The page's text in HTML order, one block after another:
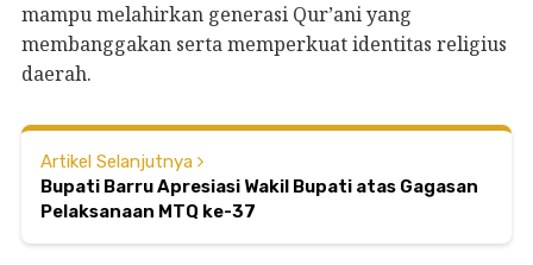
mampu melahirkan generasi Qur’ani yang
membanggakan serta memperkuat identitas religius
daerah.
Artikel Selanjutnya
Bupati Barru Apresiasi Wakil Bupati atas Gagasan
Pelaksanaan MTQ ke-37